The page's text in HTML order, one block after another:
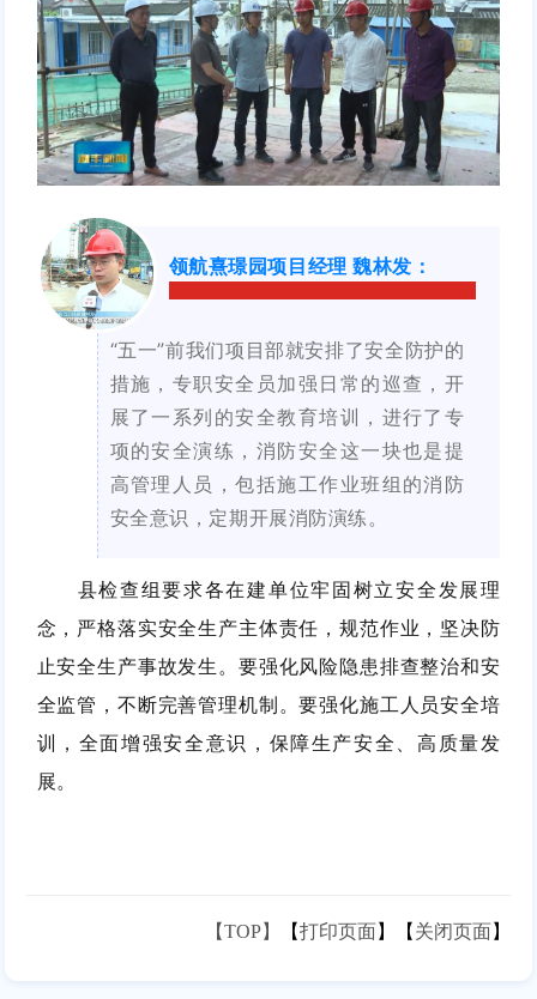
领航熹璟园项目经理 魏林发：
“五一”前我们项目部就安排了安全防护的
措施，专职安全员加强日常的巡查，开
展了一系列的安全教育培训，进行了专
项的安全演练，消防安全这一块也是提
高管理人员，包括施工作业班组的消防
安全意识，定期开展消防演练。
县检查组要求各在建单位牢固树立安全发展理
念，严格落实安全生产主体责任，规范作业，坚决防
止安全生产事故发生。要强化风险隐患排查整治和安
全监管，不断完善管理机制。要强化施工人员安全培
训，全面增强安全意识，保障生产安全、高质量发
展。
【TOP】 【打印页面】【 关闭页面】